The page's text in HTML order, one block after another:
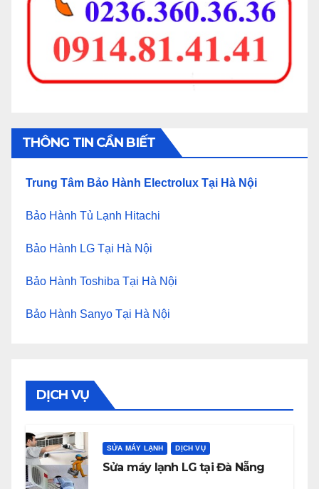
THÔNG TIN CẦN BIẾT
Trung Tâm Bảo Hành Electrolux Tại Hà Nội
Bảo Hành Tủ Lạnh Hitachi
Bảo Hành LG Tại Hà Nội
Bảo Hành Toshiba Tại Hà Nội
Bảo Hành Sanyo Tại Hà Nội
DỊCH VỤ
SỬA MÁY LẠNH DỊCH VỤ
Sửa máy lạnh LG tại Đà Nẵng